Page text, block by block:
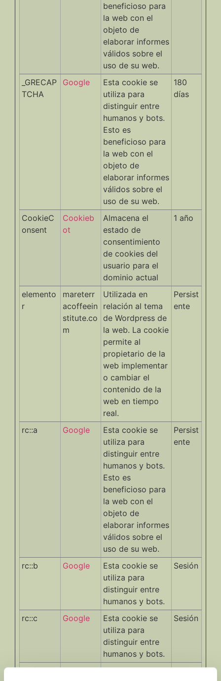
beneficioso para
la web con el
objeto de
elaborar informes
válidos sobre el
uso de su web.
_GRECAP
TCHA
Google
Esta cookie se
utiliza para
distinguir entre
humanos y bots.
Esto es
beneficioso para
la web con el
objeto de
elaborar informes
válidos sobre el
uso de su web.
180
días
CookieC
onsent
Cookieb
ot
Almacena el
estado de
consentimiento
de cookies del
usuario para el
dominio actual
1 año
elemento
r
mareterr
acoffeein
stitute.co
m
Utilizada en
relación al tema
de Wordpress de
la web. La cookie
permite al
propietario de la
web implementar
o cambiar el
contenido de la
web en tiempo
real.
Persist
ente
rc::a Google
Esta cookie se
utiliza para
distinguir entre
humanos y bots.
Esto es
beneficioso para
la web con el
objeto de
elaborar informes
válidos sobre el
uso de su web.
Persist
ente
rc::b Google
Esta cookie se
utiliza para
distinguir entre
humanos y bots.
Sesión
rc::c Google
Esta cookie se
utiliza para
distinguir entre
humanos y bots.
Sesión
rc::f Google
Esta cookie se
Persist